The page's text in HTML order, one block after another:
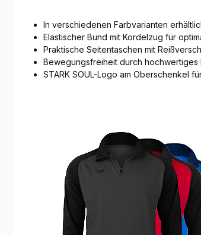
In verschiedenen Farbvarianten
Elastischer Bund mit Kordelzug für
Praktische Seitentaschen mit
Bewegungsfreiheit durch hochwertiges
STARK SOUL-Logo am Oberschenkel